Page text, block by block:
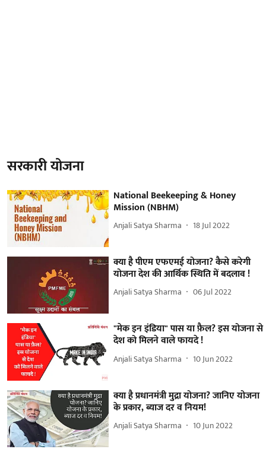
सरकारी योजना
National Beekeeping & Honey
Mission (NBHM)
Anjali Satya Sharma 18 Jul 2022
क्या है पीएम एफएमई योजना? कैसे करेगी
योजना देश की आर्थिक स्थिति में बदलाव !
Anjali Satya Sharma 06 Jul 2022
"मेक इन इंडिया" पास या फ़ैल? इस योजना से
देश को मिलने वाले फायदे !
Anjali Satya Sharma 10 Jun 2022
क्या है प्रधानमंत्री मुद्रा योजना? जानिए योजना
के प्रकार, ब्याज दर व नियम!
Anjali Satya Sharma 10 Jun 2022